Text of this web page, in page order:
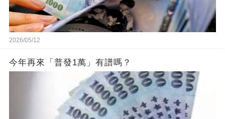
2026/05/12
今年再來「普發1萬」有譜嗎？